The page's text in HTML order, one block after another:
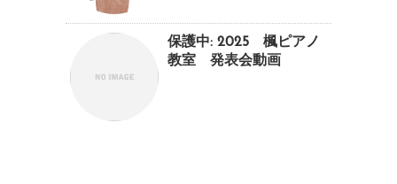
保護中: 2025 楓ピアノ
教室 発表会動画